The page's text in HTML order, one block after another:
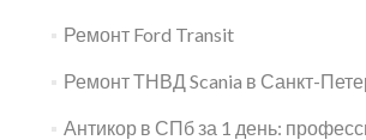
Ремонт Ford Transit
Ремонт ТНВД Scania в Санкт-
Антикор в СПб за 1 день: